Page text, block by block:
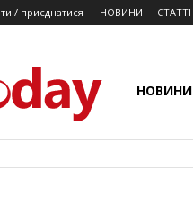
/ приєднатися НОВИНИ СТАТТІ
НОВИНИ